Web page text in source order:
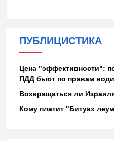
ПУБЛИЦИСТИКА
Цена "эффективности":
ПДД бьют по правам
Возвращаться ли
Кому платит "Битуах